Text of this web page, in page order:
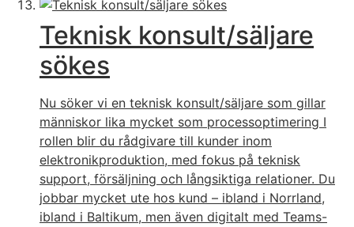
Teknisk konsult/säljare
sökes
Nu söker vi en teknisk konsult/säljare som gillar
människor lika mycket som processoptimering I
rollen blir du rådgivare till kunder inom
elektronikproduktion, med fokus på teknisk
support, försäljning och långsiktiga relationer. Du
jobbar mycket ute hos kund – ibland i Norrland,
ibland i Baltikum, men även digitalt med Teams-